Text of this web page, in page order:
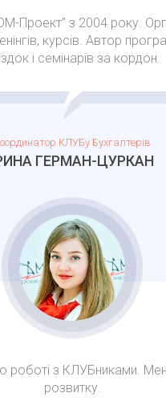
Проект" з 2004 року.
курсів. Автор
і семінарів за кордон.
КЛУБу Бухгалтерів
ГЕРМАН-ЦУРКАН
роботі з КЛУБниками.
розвитку.